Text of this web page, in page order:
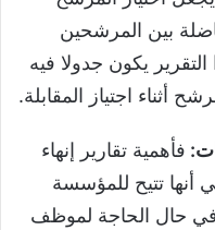
بين المرشحين
يكون جدولا فيه
أثناء اجتياز المقابلة.
فأهمية تقارير إنهاء
أنها تتيح للمؤسسة
حال الحاجة لموظف